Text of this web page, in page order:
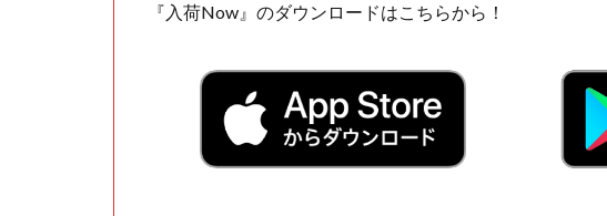
『入荷Now』のダウンロードはこちらから！